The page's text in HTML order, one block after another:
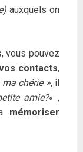
auxquels on
, vous pouvez
contacts,
ma chérie », il
amie?« ,
mémoriser